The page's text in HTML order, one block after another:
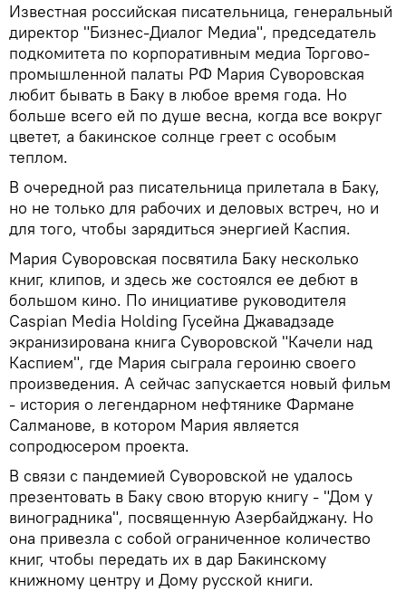
Известная российская писательница, генеральный
директор "Бизнес-Диалог Медиа", председатель
подкомитета по корпоративным медиа Торгово-
промышленной палаты РФ Мария Суворовская
любит бывать в Баку в любое время года. Но
больше всего ей по душе весна, когда все вокруг
цветет, а бакинское солнце греет с особым
теплом.
В очередной раз писательница прилетала в Баку,
но не только для рабочих и деловых встреч, но и
для того, чтобы зарядиться энергией Каспия.
Мария Суворовская посвятила Баку несколько
книг, клипов, и здесь же состоялся ее дебют в
большом кино. По инициативе руководителя
Caspian Media Holding Гусейна Джавадзаде
экранизирована книга Суворовской "Качели над
Каспием", где Мария сыграла героиню своего
произведения. А сейчас запускается новый фильм
- история о легендарном нефтянике Фармане
Салманове, в котором Мария является
сопродюсером проекта.
В связи с пандемией Суворовской не удалось
презентовать в Баку свою вторую книгу - "Дом у
виноградника", посвященную Азербайджану. Но
она привезла с собой ограниченное количество
книг, чтобы передать их в дар Бакинскому
книжному центру и Дому русской книги.